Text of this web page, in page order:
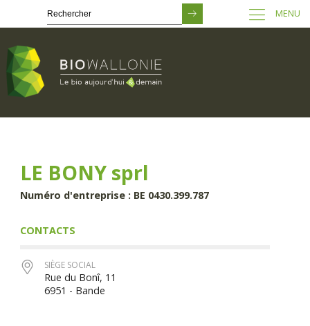
principal
MENU
LE BONY sprl
Numéro d'entreprise : BE 0430.399.787
CONTACTS
SIÈGE SOCIAL
Rue du Bonî, 11
6951 - Bande